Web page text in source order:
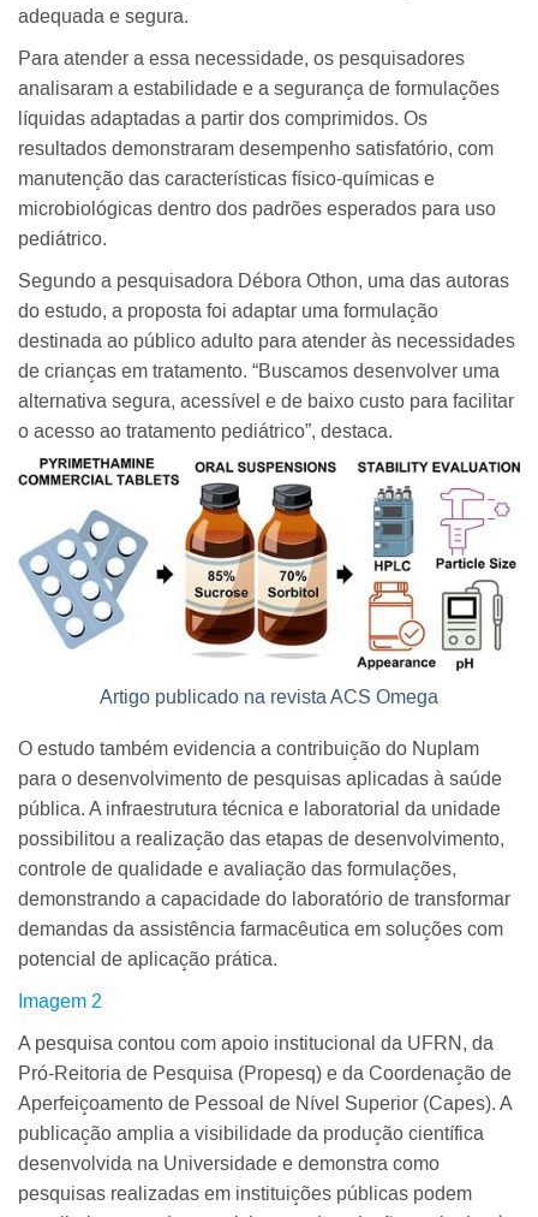
adequada e segura.
Para atender a essa necessidade, os pesquisadores
analisaram a estabilidade e a segurança de formulações
líquidas adaptadas a partir dos comprimidos. Os
resultados demonstraram desempenho satisfatório, com
manutenção das características físico-químicas e
microbiológicas dentro dos padrões esperados para uso
pediátrico.
Segundo a pesquisadora Débora Othon, uma das autoras
do estudo, a proposta foi adaptar uma formulação
destinada ao público adulto para atender às necessidades
de crianças em tratamento. “Buscamos desenvolver uma
alternativa segura, acessível e de baixo custo para facilitar
o acesso ao tratamento pediátrico”, destaca.
Artigo publicado na revista ACS Omega
O estudo também evidencia a contribuição do Nuplam
para o desenvolvimento de pesquisas aplicadas à saúde
pública. A infraestrutura técnica e laboratorial da unidade
possibilitou a realização das etapas de desenvolvimento,
controle de qualidade e avaliação das formulações,
demonstrando a capacidade do laboratório de transformar
demandas da assistência farmacêutica em soluções com
potencial de aplicação prática.
Imagem 2
A pesquisa contou com apoio institucional da UFRN, da
Pró-Reitoria de Pesquisa (Propesq) e da Coordenação de
Aperfeiçoamento de Pessoal de Nível Superior (Capes). A
publicação amplia a visibilidade da produção científica
desenvolvida na Universidade e demonstra como
pesquisas realizadas em instituições públicas podem